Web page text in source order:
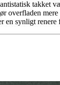
takket
overfladen
en synligt renere